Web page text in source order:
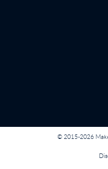
© 2015-2026